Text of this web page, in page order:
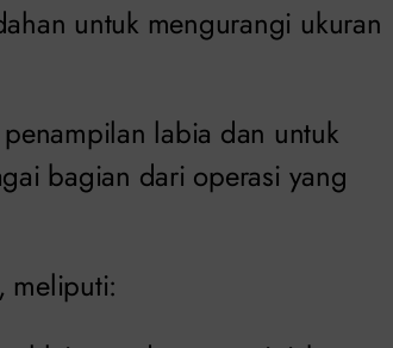
untuk mengurangi ukuran
labia dan untuk
bagian dari operasi yang
meliputi: